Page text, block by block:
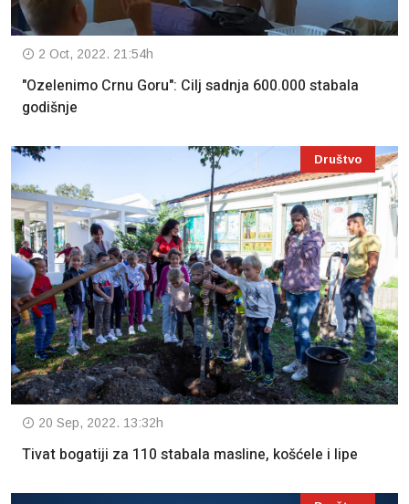
2 Oct, 2022. 21:54h
"Ozelenimo Crnu Goru": Cilj sadnja 600.000 stabala
godišnje
Društvo
20 Sep, 2022. 13:32h
Tivat bogatiji za 110 stabala masline, košćele i lipe